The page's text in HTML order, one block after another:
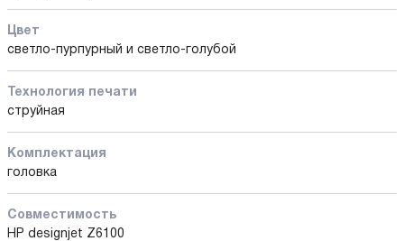
Цвет
светло-пурпурный и светло-голубой
Технология печати
струйная
Комплектация
головка
Совместимость
HP designjet Z6100